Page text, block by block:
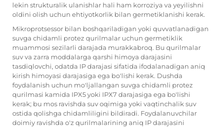
lekin strukturalik ulanishlar hali ham korroziya va yeyilishni
oldini olish uchun ehtiyotkorlik bilan germetiklanishi kerak.
Mikroprotsessor bilan boshqariladigan yoki quvvatlanadigan
suvga chidamli protez qurilmalar uchun germetiklik
muammosi sezilarli darajada murakkabroq. Bu qurilmalar
suv va zarra moddalarga qarshi himoya darajasini
tasdiqlovchi, odatda IP darajasi sifatida ifodalanadigan aniq
kirish himoyasi darajasiga ega bo'lishi kerak. Dushda
foydalanish uchun mo'ljallangan suvga chidamli protez
qurilmasi kamida IPX5 yoki IPX7 darajasiga ega bo'lishi
kerak; bu mos ravishda suv oqimiga yoki vaqtinchalik suv
ostida qolishga chidamliligini bildiradi. Foydalanuvchilar
doimiy ravishda o'z qurilmalarining aniq IP darajasini